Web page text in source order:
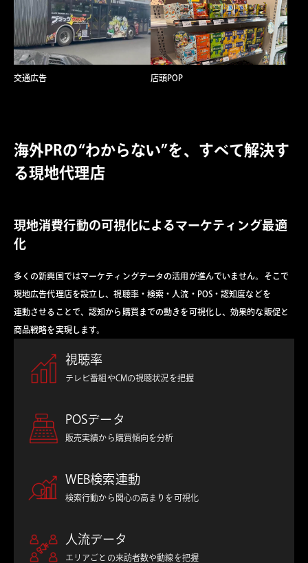
交通広告 店頭POP
海外PRの“わからない”を、すべて解決す
る現地代理店
現地消費行動の可視化によるマーケティング最適
化
多くの新興国ではマーケティングデータの活用が進んでいません。そこで
現地広告代理店を設立し、視聴率・検索・人流・POS・認知度などを
連動させることで、認知から購買までの動きを可視化し、効果的な販促と
商品戦略を実現します。
視聴率
テレビ番組やCMの視聴状況を把握
POSデータ
販売実績から購買傾向を分析
WEB検索連動
検索行動から関心の高まりを可視化
人流データ
エリアごとの来訪者数や動線を把握